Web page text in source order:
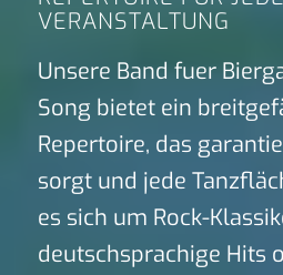
VERANSTALTUNG
Unsere Band fuer
Song bietet ein
Repertoire, das
sorgt und jede
es sich um Rock-
deutschsprachige Hits